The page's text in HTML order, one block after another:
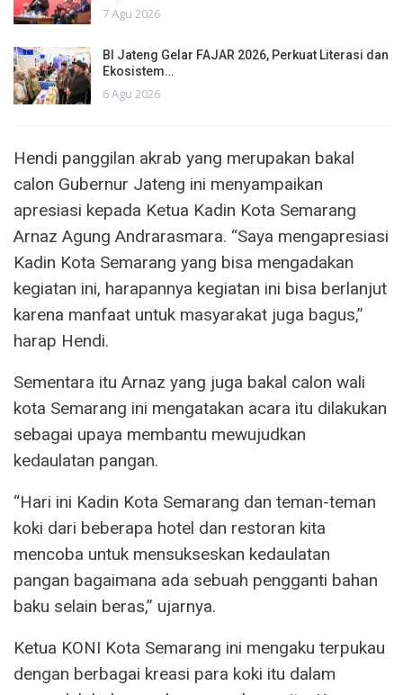
7 Agu 2026
BI Jateng Gelar FAJAR 2026, Perkuat Literasi dan
Ekosistem…
6 Agu 2026
Hendi panggilan akrab yang merupakan bakal
calon Gubernur Jateng ini menyampaikan
apresiasi kepada Ketua Kadin Kota Semarang
Arnaz Agung Andrarasmara. “Saya mengapresiasi
Kadin Kota Semarang yang bisa mengadakan
kegiatan ini, harapannya kegiatan ini bisa berlanjut
karena manfaat untuk masyarakat juga bagus,”
harap Hendi.
Sementara itu Arnaz yang juga bakal calon wali
kota Semarang ini mengatakan acara itu dilakukan
sebagai upaya membantu mewujudkan
kedaulatan pangan.
“Hari ini Kadin Kota Semarang dan teman-teman
koki dari beberapa hotel dan restoran kita
mencoba untuk mensukseskan kedaulatan
pangan bagaimana ada sebuah pengganti bahan
baku selain beras,” ujarnya.
Ketua KONI Kota Semarang ini mengaku terpukau
dengan berbagai kreasi para koki itu dalam